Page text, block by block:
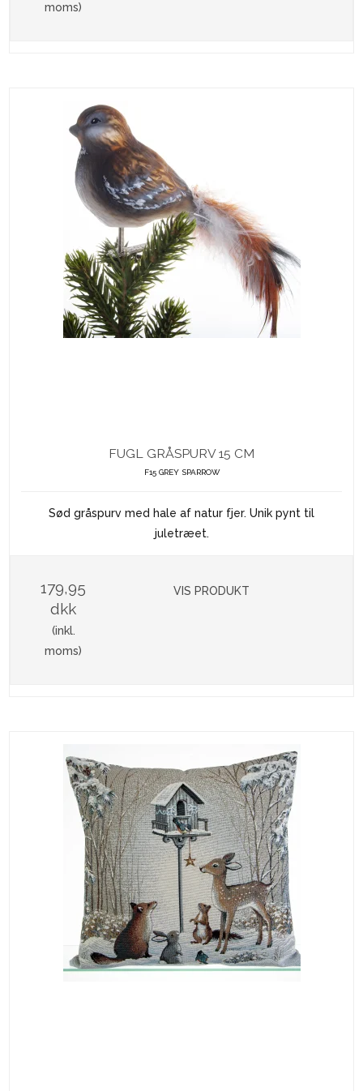
moms)
FUGL GRÅSPURV 15 CM
F15 GREY SPARROW
Sød gråspurv med hale af natur fjer. Unik pynt til
juletræet.
179,95
dkk
(inkl.
moms)
VIS PRODUKT